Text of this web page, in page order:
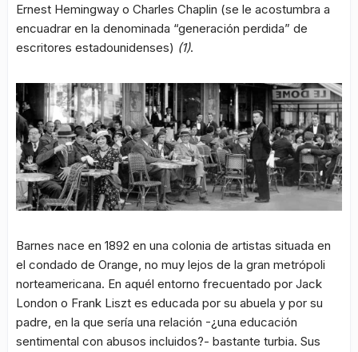
Ernest Hemingway o Charles Chaplin (se le acostumbra a
encuadrar en la denominada “generación perdida” de
escritores estadounidenses) (1).
Barnes nace en 1892 en una colonia de artistas situada en
el condado de Orange, no muy lejos de la gran metrópoli
norteamericana. En aquél entorno frecuentado por Jack
London o Frank Liszt es educada por su abuela y por su
padre, en la que sería una relación -¿una educación
sentimental con abusos incluidos?- bastante turbia. Sus